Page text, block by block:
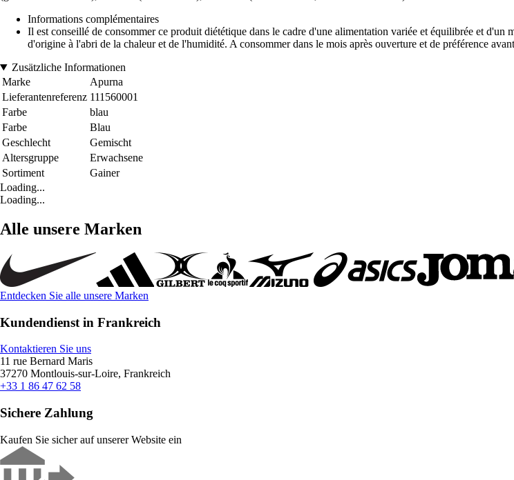
Informations complémentaires
Il est conseillé de consommer ce produit diététique dans le cadre d'une alimentation variée et équilibrée et d'un
d'origine à l'abri de la chaleur et de l'humidité. A consommer dans le mois après ouverture et de préférence
Zusätzliche Informationen
Marke
Apurna
Lieferantenreferenz 111560001
Farbe
blau
Farbe
Blau
Geschlecht
Gemischt
Altersgruppe
Erwachsene
Sortiment
Gainer
Loading...
Loading...
Alle unsere Marken
Entdecken Sie alle unsere Marken
Kundendienst in Frankreich
Kontaktieren Sie uns
11 rue Bernard Maris
37270 Montlouis-sur-Loire, Frankreich
+33 1 86 47 62 58
Sichere Zahlung
Kaufen Sie sicher auf unserer Website ein